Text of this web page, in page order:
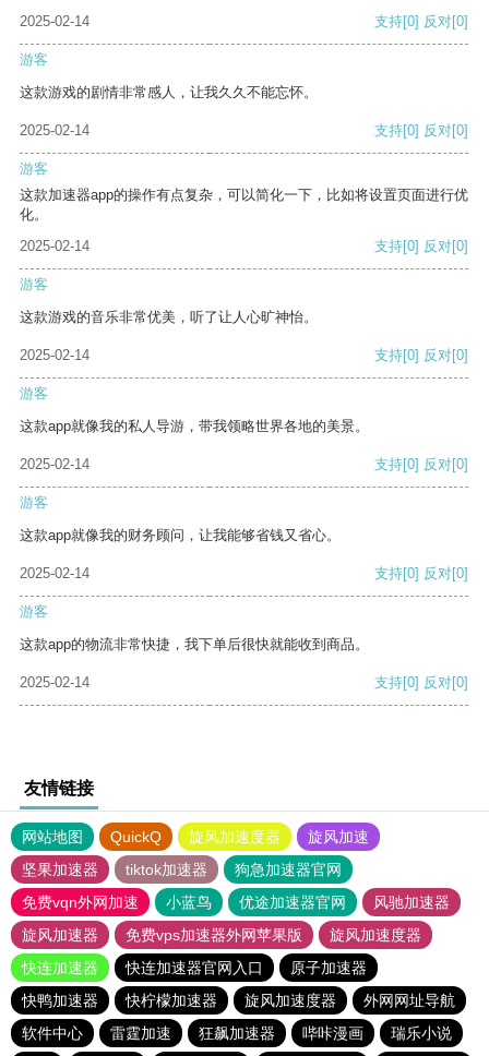
2025-02-14
支持[0] 反对[0]
游客
这款游戏的剧情非常感人，让我久久不能忘怀。
2025-02-14 支持[0] 反对[0]
游客
这款加速器app的操作有点复杂，可以简化一下，比如将设置页面进行优
化。
2025-02-14
支持[0] 反对[0]
游客
这款游戏的音乐非常优美，听了让人心旷神怡。
2025-02-14 支持[0] 反对[0]
游客
这款app就像我的私人导游，带我领略世界各地的美景。
2025-02-14 支持[0] 反对[0]
游客
这款app就像我的财务顾问，让我能够省钱又省心。
2025-02-14 支持[0] 反对[0]
游客
这款app的物流非常快捷，我下单后很快就能收到商品。
2025-02-14 支持[0] 反对[0]
友情链接
网站地图 QuickQ 旋风加速度器
旋风加速
坚果加速器
tiktok加速器
狗急加速器官网
免费vqn外网加速
小蓝鸟 优途加速器官网
风驰加速器
旋风加速器
免费vps加速器外网苹果版
旋风加速度器
快连加速器
快连加速器官网入口
原子加速器
快鸭加速器
快柠檬加速器 旋风加速度器
外网网址导航
软件中心
雷霆加速 狂飙加速器 哔咔漫画 瑞乐小说